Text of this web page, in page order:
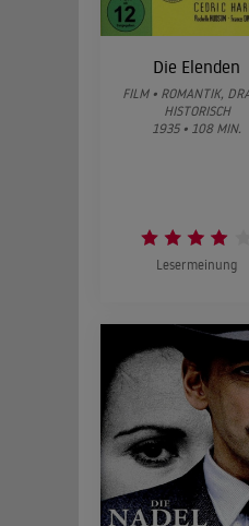
Die Elenden
FILM • ROMANTIK,
HISTORISCH
1935 • 108 MIN.
Lesermeinung